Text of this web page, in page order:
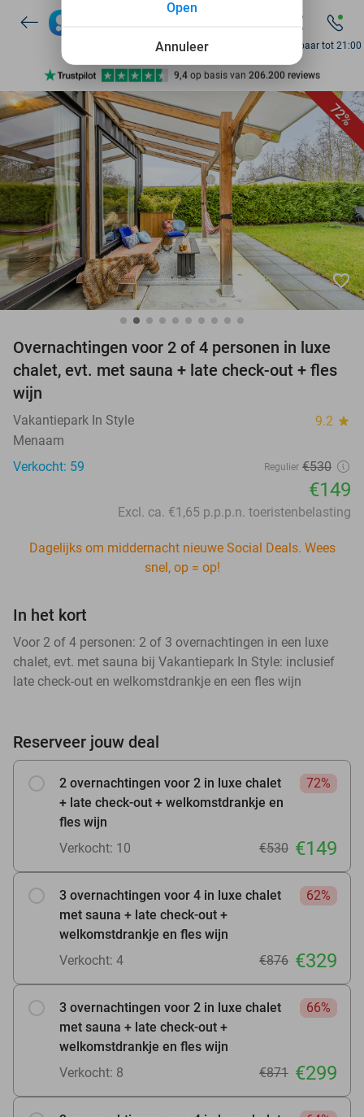
7 dagen per week beschikbaar
10+ miljoen leden
9,4 op basis van 206.200 reviews
Ontdek 15.000+ deals
7 dagen per week beschikbaar
10+ miljoen leden
Bereikbaar tot 21:00
72%
favorite_border
Overnachtingen voor 2 of 4 personen in luxe
chalet, evt. met sauna + late check-out + fles
wijn
Vakantiepark In Style 9.2 star
Menaam
Verkocht: 59
Regulier €530
€149
Excl. ca. €1,65 p.p.p.n. toeristenbelasting
Dagelijks om middernacht nieuwe Social Deals. Wees
snel, op = op!
In het kort
Voor 2 of 4 personen: 2 of 3 overnachtingen in een luxe
chalet, evt. met sauna bij Vakantiepark In Style: inclusief
late check-out en welkomstdrankje en een fles wijn
Reserveer jouw deal
2 overnachtingen voor 2 in luxe chalet
+ late check-out + welkomstdrankje en
fles wijn
72%
Verkocht: 10 €530 €149
3 overnachtingen voor 4 in luxe chalet
met sauna + late check-out +
welkomstdrankje en fles wijn
62%
Verkocht: 4 €876 €329
3 overnachtingen voor 2 in luxe chalet
met sauna + late check-out +
welkomstdrankje en fles wijn
66%
Verkocht: 8 €871 €299
Annuleer
Open